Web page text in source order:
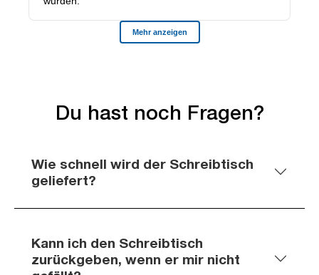
Du hast noch Fragen?
Wie schnell wird der Schreibtisch
geliefert?
Kann ich den Schreibtisch
zurückgeben, wenn er mir nicht